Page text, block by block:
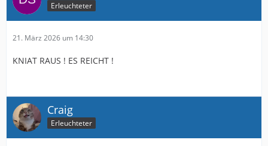
Erleuchteter
21. März 2026 um 14:30
KNIAT RAUS ! ES REICHT !
Craig
Erleuchteter